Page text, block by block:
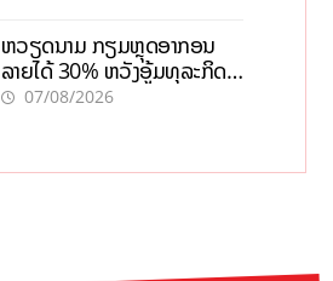
ຫວຽດນາມ ກຽມຫຼຸດອາກອນ
ລາຍໄດ້ 30% ຫວັງອູ້ມທຸລະກິດ
ຂະໜາດນ້ອຍ ແລະ ຈຸນລະ
07/08/2026